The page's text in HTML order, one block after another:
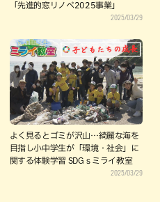
「先進的窓リノベ2025事業」
2025/03/29
よく見るとゴミが沢山…綺麗な海を
目指し小中学生が「環境・社会」に
関する体験学習 SDGｓミライ教室
2025/03/29